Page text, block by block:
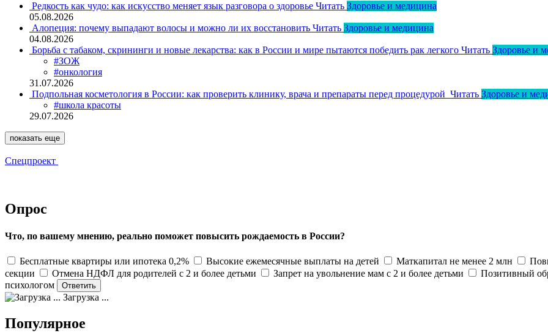
Редкость как чудо: как искусство меняет язык разговора о здоровье Читать Здоровье и медицина
05.08.2026
Алопеция: почему выпадают волосы и можно ли их восстановить Читать Здоровье и медицина
04.08.2026
Борьба с табаком, скрининги и новые лекарства: как в России и мире пытаются победить рак легкого Читать Здоровье и
#ЗОЖ
#онкология
31.07.2026
Подпольная косметология в России: как проверить клинику, врача и препараты перед процедурой Читать Здоровье и
#школа красоты
29.07.2026
показать еще
Спецпроект
Опрос
Что, по вашему мнению, реально поможет повысить рождаемость в России?
Бесплатные квартиры или ипотека 0,2% Высокие ежемесячные выплаты на детей Маткапитал не менее 2 млн
секции
Отмена НДФЛ для родителей с 2 и более детьми Запрет на увольнение мам с 2 и более детьми Позитивный
психологом
Загрузка ...
Популярное